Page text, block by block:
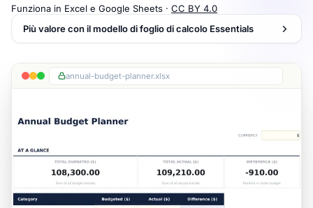
Funziona in Excel e Google Sheets · CC BY 4.0
Più valore con il modello di foglio di calcolo Essentials
annual-budget-planner.xlsx